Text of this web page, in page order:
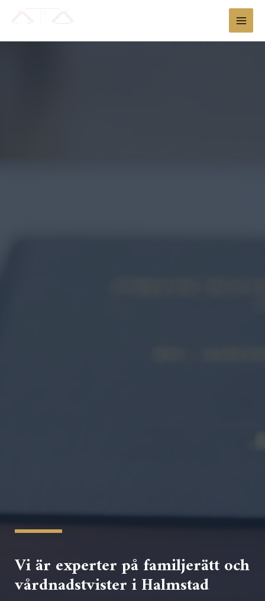
Vi är experter på familjerätt och
vårdnadstvister i Halmstad